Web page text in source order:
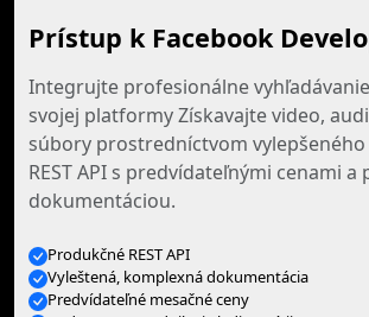
Prístup k Facebook
Integrujte profesionálne
svojej platformy Získavajte video,
súbory prostredníctvom
REST API s predvídateľnými cenami
dokumentáciou.
Produkčné REST API
Vyleštená, komplexná dokumentácia
Predvídateľné mesačné ceny